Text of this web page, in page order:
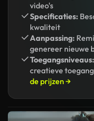
video's
Specificaties:
kwaliteit
Aanpassing:
genereer nieuwe
Toegangsniveaus:
creatieve
de prijzen →